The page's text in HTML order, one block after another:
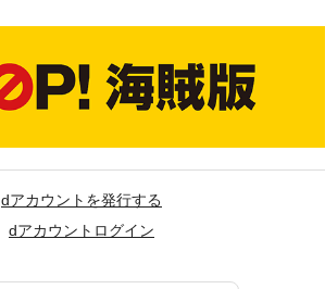
dアカウントを発行する
dアカウントログイン